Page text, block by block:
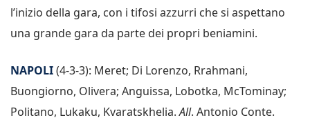
l’inizio della gara, con i tifosi azzurri che si aspettano
una grande gara da parte dei propri beniamini.
NAPOLI(4-3-3): Meret; Di Lorenzo, Rrahmani,
Buongiorno, Olivera; Anguissa, Lobotka, McTominay;
Politano, Lukaku, Kvaratskhelia.All. Antonio Conte.